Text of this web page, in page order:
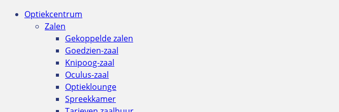
Optiekcentrum
Zalen
Gekoppelde zalen
Goedzien-zaal
Knipoog-zaal
Oculus-zaal
Optieklounge
Spreekkamer